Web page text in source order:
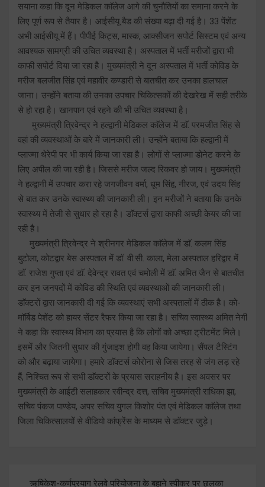
सयाना कहा कि दून मेडिकल काॅलेज आगे की चुनौतियों का समाना करने के
लिए पूर्ण रूप से तैयार है। आईसीयू बैड की संख्या बढ़ा दी गई है। 33 पेंशेंट
अभी आईसीयू में हैं। पीपीई किट्स, मास्क, आक्सीजन सपोर्ट सिस्टम एवं अन्य
आवश्यक सामग्री की उचित व्यवस्था है। अस्पताल में भर्ती मरीजों द्वारा भी
काफी सपोर्ट दिया जा रहा है। मुख्यमंत्री ने दून अस्पताल में भर्ती कोविड के
मरीज बलजीत सिंह एवं महावीर कण्डारी से बातचीत कर उनका हालचाल
जाना। उन्होंने बताया की उनका उपचार चिकित्सकों की देखरेख में सही तरीके
से हो रहा है। खानपान एवं रहने की भी उचित व्यवस्था है।
मुख्यमंत्री त्रिवेन्द्र ने हल्द्वानी मेडिकल काॅलेज में डाॅ. परमजीत सिंह से
वहां की व्यवस्थाओं के बारे में जानकारी ली। उन्होंने बताया कि हल्द्वानी में
प्लाज्मा थेरेपी पर भी कार्य किया जा रहा है। लोगों से प्लाज्मा डोनेट करने के
लिए अपील की जा रही है। जिससे मरीज जल्द रिकवर हो जाय। मुख्यमंत्री
ने हल्द्वानी में उपचार करा रहे जगजीवन वर्मा, धूम सिंह, नीरज, एवं उदय सिंह
से बात कर उनके स्वास्थ्य की जानकारी ली। इन मरीजों ने बताया कि उनके
स्वास्थ्य में तेजी से सुधार हो रहा है। डाॅक्टर्स द्वारा काफी अच्छी केयर की जा
रही है।
मुख्यमंत्री त्रिवेन्द्र ने श्रीनगर मेडिकल काॅलेज में डाॅ. कलम सिंह
बुटोला, कोटद्वार बेस अस्पताल में डाॅ. वी.सी. काला, मेला अस्पताल हरिद्वार में
डाॅ. राजेश गुप्ता एवं डाॅ. देवेन्द्र रावत एवं चमोली में डाॅ. अमित जैन से बातचीत
कर इन जनपदों में कोविड की स्थिति एवं व्यवस्थाओं की जानकारी ली।
डाॅक्टरों द्वारा जानकारी दी गई कि व्यवस्थाएं सभी अस्पतालों में ठीक है। को-
माॅर्बिड पेशेंट को हायर सेंटर रैफर किया जा रहा है। सचिव स्वास्थ्य अमित नेगी
ने कहा कि स्वास्थ्य विभाग का प्रयास है कि लोगों को अच्छा ट्रीटमेंट मिले।
इसमें और जितनी सुधार की गुंजाइश होगी वह किया जायेगा। सैंपल टैस्टिंग
को और बढ़ाया जायेगा। हमारे डाॅक्टर्स कोरोना से जिस तरह से जंग लड़ रहे
हैं, निश्चित रूप से सभी डाॅक्टरों के प्रयास सराहनीय है। इस अवसर पर
मुख्यमंत्री के आईटी सलाहकार रवीन्द्र दत्त, सचिव मुख्यमंत्री राधिका झा,
सचिव पंकज पाण्डेय, अपर सचिव युगल किशोर पंत एवं मेडिकल काॅलेज तथा
जिला चिकित्सालयों से वीडियो कांफ्रेंस के माध्यम से डाॅक्टर जुड़े।
ऋषिकेश-कर्णप्रयाग रेलवे परियोजना के बहाने स्पीकर पर छलका